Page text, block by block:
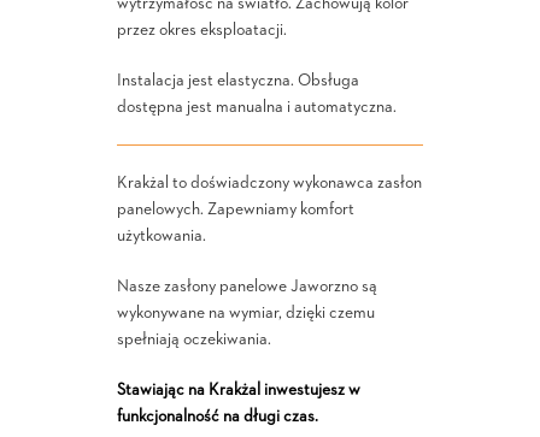
wytrzymałość na światło. Zachowują kolor
przez okres eksploatacji.
Instalacja jest elastyczna. Obsługa
dostępna jest manualna i automatyczna.
Krakżal to doświadczony wykonawca zasłon
panelowych. Zapewniamy komfort
użytkowania.
Nasze zasłony panelowe Jaworzno są
wykonywane na wymiar, dzięki czemu
spełniają oczekiwania.
Stawiając na Krakżal inwestujesz w
funkcjonalność na długi czas.